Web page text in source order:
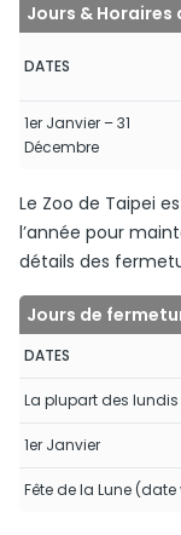
Jours & Horaires
DATES
1er Janvier – 31
Décembre
Le Zoo de Taipei
l’année pour
détails des
Jours de
DATES
La plupart des
1er Janvier
Fête de la Lune